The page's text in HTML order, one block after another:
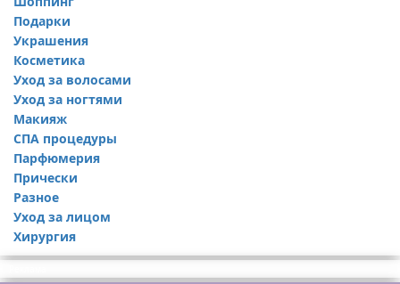
Подарки
Украшения
Косметика
Уход за волосами
Уход за ногтями
Макияж
СПА процедуры
Парфюмерия
Прически
Разное
Уход за лицом
Хирургия